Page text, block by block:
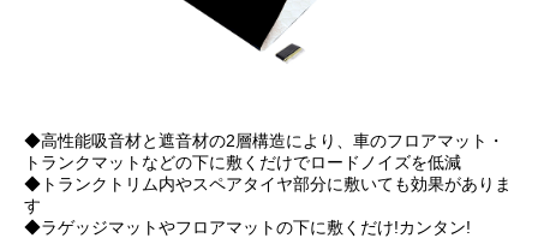
◆高性能吸音材と遮音材の2層構造により、車のフロアマット・
トランクマットなどの下に敷くだけでロードノイズを低減
◆トランクトリム内やスペアタイヤ部分に敷いても効果がありま
す
◆ラゲッジマットやフロアマットの下に敷くだけ!カンタン!